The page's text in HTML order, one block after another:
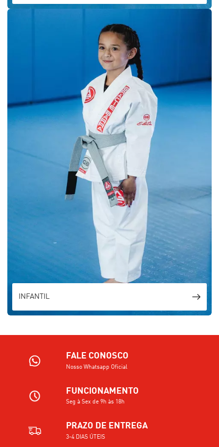
INFANTIL
FALE CONOSCO
Nosso Whatsapp Oficial
FUNCIONAMENTO
Seg à Sex de 9h às 18h
PRAZO DE ENTREGA
3-4 DIAS ÚTEIS